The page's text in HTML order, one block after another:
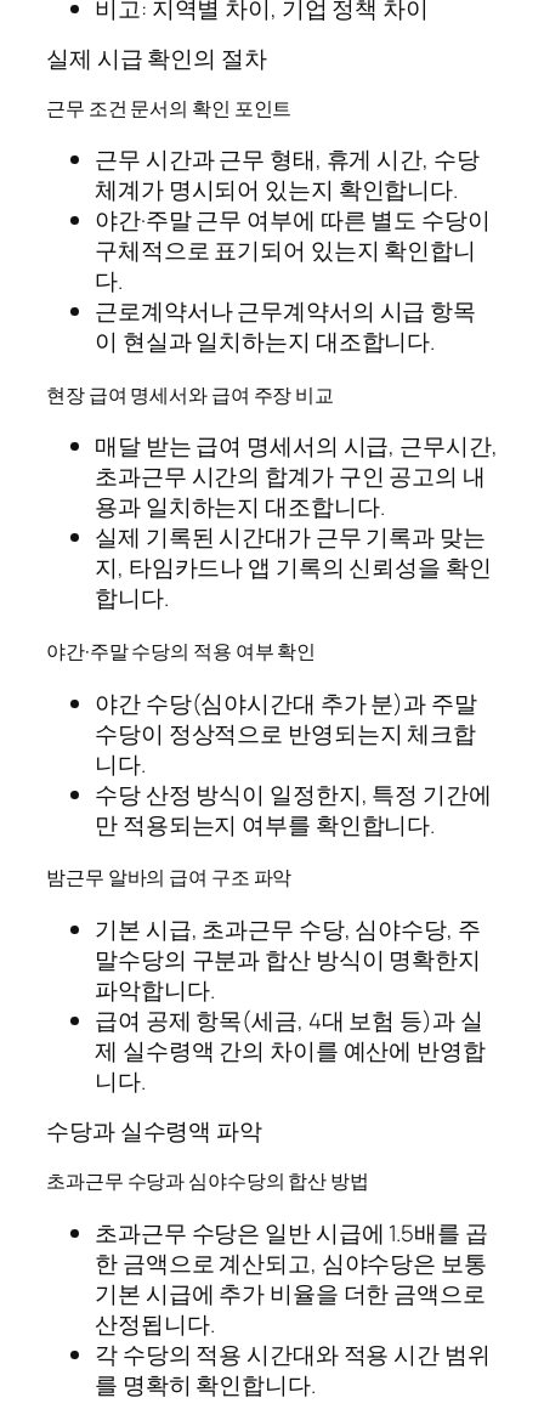
비고: 지역별 차이, 기업 정책 차이
실제 시급 확인의 절차
근무 조건 문서의 확인 포인트
근무 시간과 근무 형태, 휴게 시간, 수당
체계가 명시되어 있는지 확인합니다.
야간·주말 근무 여부에 따른 별도 수당이
구체적으로 표기되어 있는지 확인합니
다.
근로계약서나 근무계약서의 시급 항목
이 현실과 일치하는지 대조합니다.
현장 급여 명세서와 급여 주장 비교
매달 받는 급여 명세서의 시급, 근무시간,
초과근무 시간의 합계가 구인 공고의 내
용과 일치하는지 대조합니다.
실제 기록된 시간대가 근무 기록과 맞는
지, 타임카드나 앱 기록의 신뢰성을 확인
합니다.
야간·주말 수당의 적용 여부 확인
야간 수당(심야시간대 추가 분)과 주말
수당이 정상적으로 반영되는지 체크합
니다.
수당 산정 방식이 일정한지, 특정 기간에
만 적용되는지 여부를 확인합니다.
밤근무 알바의 급여 구조 파악
기본 시급, 초과근무 수당, 심야수당, 주
말수당의 구분과 합산 방식이 명확한지
파악합니다.
급여 공제 항목(세금, 4대 보험 등)과 실
제 실수령액 간의 차이를 예산에 반영합
니다.
수당과 실수령액 파악
초과근무 수당과 심야수당의 합산 방법
초과근무 수당은 일반 시급에 1.5배를 곱
한 금액으로 계산되고, 심야수당은 보통
기본 시급에 추가 비율을 더한 금액으로
산정됩니다.
각 수당의 적용 시간대와 적용 시간 범위
를 명확히 확인합니다.